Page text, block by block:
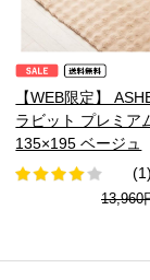
【WEB限定】
ラビット プレミア
135×195 ベージュ
(1)
13,960